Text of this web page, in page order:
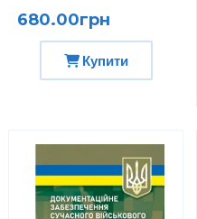
680.00грн
Купити